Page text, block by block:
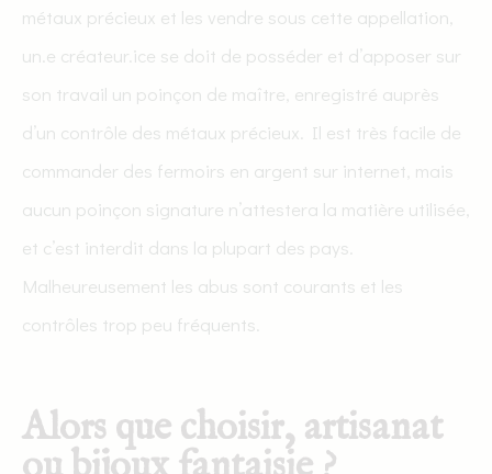
métaux précieux et les vendre sous cette appellation,
un.e créateur.ice se doit de posséder et d’apposer sur
son travail un poinçon de maître, enregistré auprès
d’un contrôle des métaux précieux. Il est très facile de
commander des fermoirs en argent sur internet, mais
aucun poinçon signature n’attestera la matière utilisée,
et c’est interdit dans la plupart des pays.
Malheureusement les abus sont courants et les
contrôles trop peu fréquents.
Alors que choisir, artisanat